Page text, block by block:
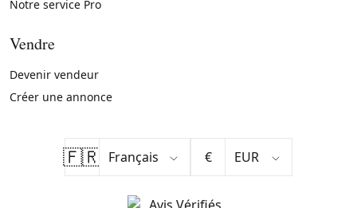
Notre service Pro
Vendre
Devenir vendeur
Créer une annonce
🇫🇷 €